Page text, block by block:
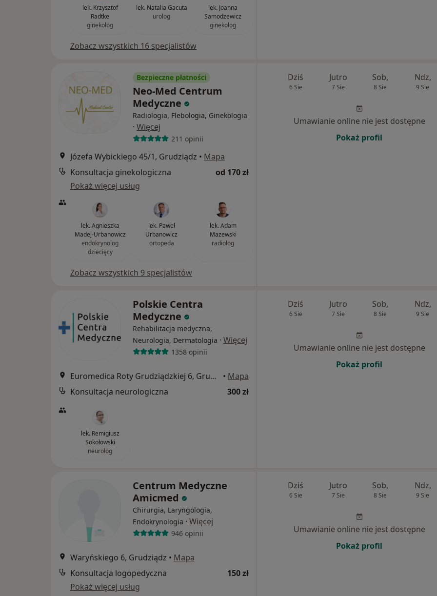
lek. Krzysztof
Radtke
ginekolog
lek. Natalia Gacuta
urolog
lek. Joanna
Samodzewicz
ginekolog
Zobacz wszystkich 16 specjalistów
Bezpieczne płatności
Neo-Med Centrum
Medyczne
Radiologia, Flebologia, Ginekologia
· Więcej
211 opinii
Józefa Wybickiego 45/1, Grudziądz • Mapa
Konsultacja ginekologiczna
od 170 zł
Pokaż więcej usług
lek. Agnieszka
Madej-Urbanowicz
endokrynolog
dziecięcy
lek. Paweł
Urbanowicz
ortopeda
lek. Adam
Mazewski
radiolog
Zobacz wszystkich 9 specjalistów
Dziś
6 Sie
Jutro
7 Sie
Sob,
8 Sie
Ndz,
9 Sie
Umawianie online nie jest dostępne
Pokaż profil
Polskie Centra
Medyczne
Rehabilitacja medyczna,
Neurologia, Dermatologia · Więcej
1358 opinii
Euromedica Roty Grudziądzkiej 6, Grudziądz • Mapa
Konsultacja neurologiczna
300 zł
lek. Remigiusz
Sokołowski
neurolog
Dziś
6 Sie
Jutro
7 Sie
Sob,
8 Sie
Ndz,
9 Sie
Umawianie online nie jest dostępne
Pokaż profil
Centrum Medyczne
Amicmed
Chirurgia, Laryngologia,
Endokrynologia · Więcej
946 opinii
Waryńskiego 6, Grudziądz • Mapa
Konsultacja logopedyczna
150 zł
Pokaż więcej usług
Dziś
6 Sie
Jutro
7 Sie
Sob,
8 Sie
Ndz,
9 Sie
Umawianie online nie jest dostępne
Pokaż profil